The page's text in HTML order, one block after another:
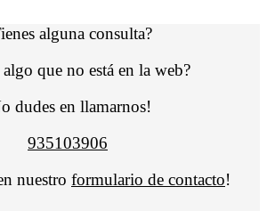
alguna consulta?
algo que no está en la web?
dudes en llamarnos!
935103906
nuestro formulario de contacto!